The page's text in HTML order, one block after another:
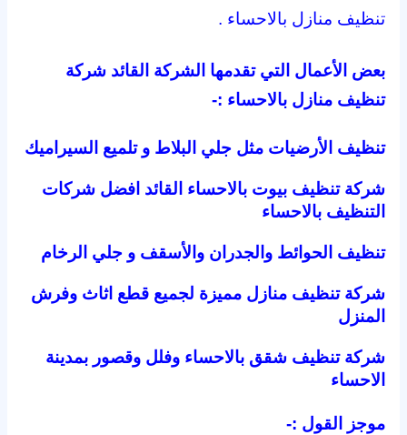
تنظيف منازل بالاحساء .
بعض الأعمال التي تقدمها الشركة القائد شركة
تنظيف منازل بالاحساء :-
تنظيف الأرضيات مثل جلي البلاط و تلميع السيراميك
شركة تنظيف بيوت بالاحساء القائد افضل شركات
التنظيف بالاحساء
تنظيف الحوائط والجدران والأسقف و جلي الرخام
شركة تنظيف منازل مميزة لجميع قطع اثاث وفرش
المنزل
شركة تنظيف شقق بالاحساء وفلل وقصور بمدينة
الاحساء
موجز القول :-